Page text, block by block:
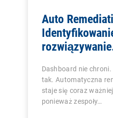
Auto
rozwiązywanie
sposób
Dashboard nie chroni.
tak. Automatyczna
staje się coraz
ponieważ zespoły…